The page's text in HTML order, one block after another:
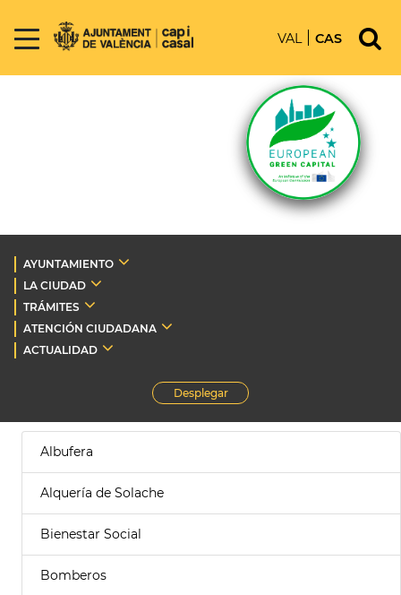
VAL CAS
AYUNTAMIENTO
LA CIUDAD
TRÁMITES
ATENCIÓN CIUDADANA
ACTUALIDAD
Desplegar
Albufera
Alquería de Solache
Bienestar Social
Bomberos